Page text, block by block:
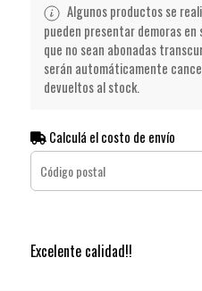
Algunos productos se
pueden presentar demoras
que no sean abonadas
serán automáticamente
devueltos al stock.
Calculá el costo de envío
Excelente calidad!!